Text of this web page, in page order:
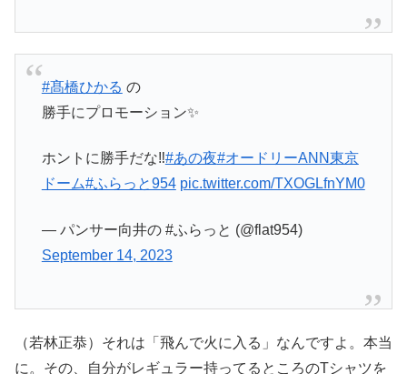
#髙橋ひかる の
勝手にプロモーション✨
ホントに勝手だな‼️#あの夜#オードリーANN東京
ドーム#ふらっと954 pic.twitter.com/TXOGLfnYM0
— パンサー向井の #ふらっと (@flat954)
September 14, 2023
（若林正恭）それは「飛んで火に入る」なんですよ。本当
に。その、自分がレギュラー持ってるところのTシャツを